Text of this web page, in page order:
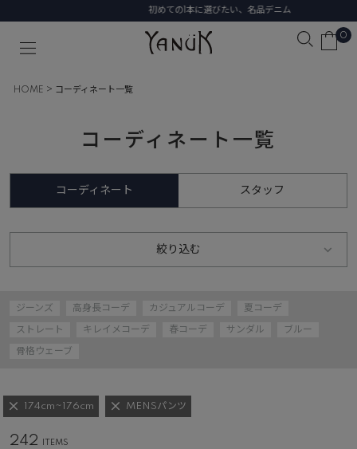
初めての1本に選びたい、名品デニム
0
HOME コーディネート一覧
コーディネート一覧
コーディネート スタッフ
絞り込む
ジーンズ 高身長コーデ カジュアルコーデ 夏コーデ
ストレート キレイメコーデ 春コーデ サンダル ブルー
骨格ウェーブ
174cm~176cm MENSパンツ
242